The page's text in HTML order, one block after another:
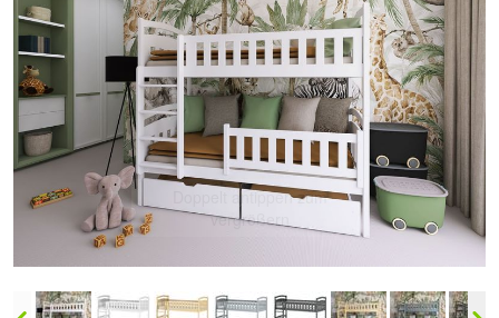
Doppelt antippen zum
vergrößern